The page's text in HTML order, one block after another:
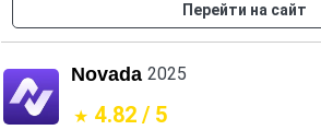
Перейти на сайт
Novada 2025
4.82 / 5